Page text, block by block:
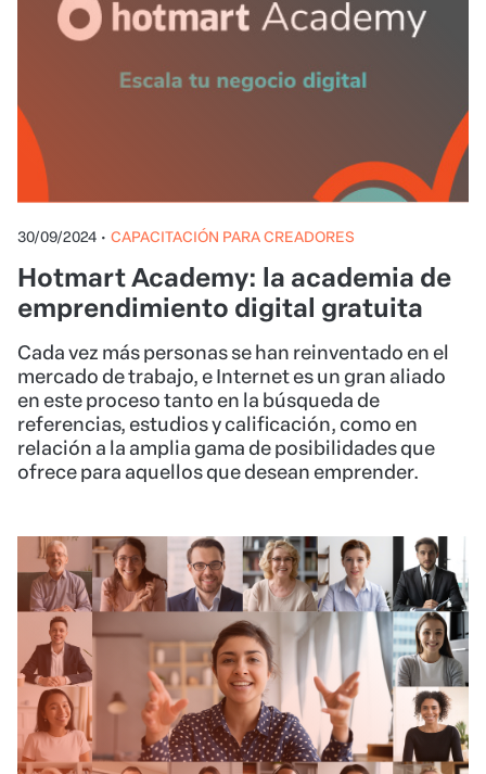
30/09/2024 • CAPACITACIÓN PARA CREADORES
Hotmart Academy: la academia de
emprendimiento digital gratuita
Cada vez más personas se han reinventado en el
mercado de trabajo, e Internet es un gran aliado
en este proceso tanto en la búsqueda de
referencias, estudios y calificación, como en
relación a la amplia gama de posibilidades que
ofrece para aquellos que desean emprender.